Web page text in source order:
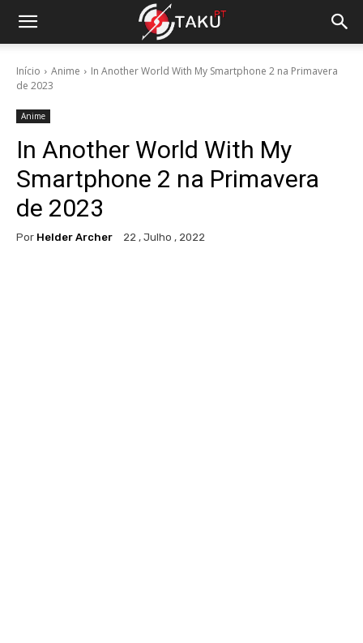
Início Anime
In Another World With My Smartphone 2 na Primavera
de 2023
Anime
In Another World With My
Smartphone 2 na Primavera
de 2023
Por Helder Archer 22 , Julho , 2022